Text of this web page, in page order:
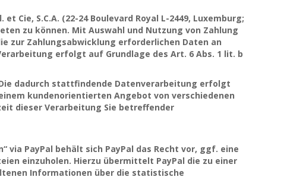
Cie, S.C.A. (22-24 Boulevard Royal L-2449, Luxemburg;
zu können. Mit Auswahl und Nutzung von Zahlung
zur Zahlungsabwicklung erforderlichen Daten an
erfolgt auf Grundlage des Art. 6 Abs. 1 lit. b
dadurch stattfindende Datenverarbeitung erfolgt
kundenorientierten Angebot von verschiedenen
dieser Verarbeitung Sie betreffender
via PayPal behält sich PayPal das Recht vor, ggf. eine
einzuholen. Hierzu übermittelt PayPal die zu einer
Informationen über die statistische